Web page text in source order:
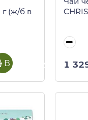
г (ж/б в
В корзину 1